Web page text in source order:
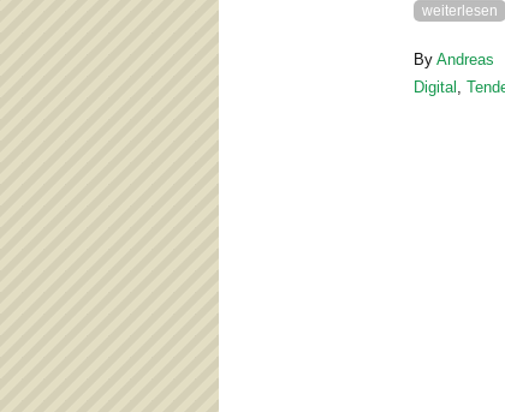
weiterlesen
By Andreas
Digital